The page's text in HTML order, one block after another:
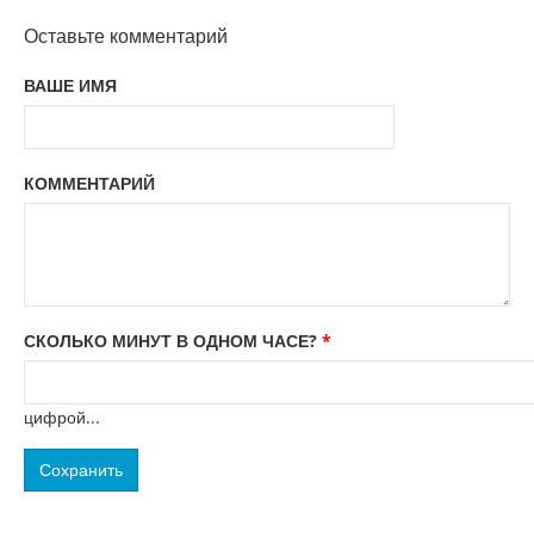
Оставьте комментарий
ВАШЕ ИМЯ
КОММЕНТАРИЙ
СКОЛЬКО МИНУТ В ОДНОМ ЧАСЕ? *
цифрой...